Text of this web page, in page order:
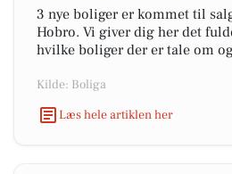
3 nye boliger er kommet til
Hobro. Vi giver dig her det
hvilke boliger der er tale om
Kilde: Boliga
Læs hele artiklen her